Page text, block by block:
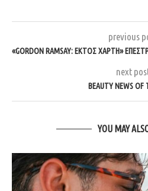
previous
«GORDON RAMSAY: ΕΚΤΌΣ ΧΆΡΤΗ»
next
BEAUTY NEWS OF
YOU MAY